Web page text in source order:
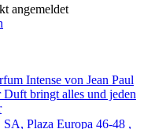
angemeldet
Intense von Jean Paul
Duft bringt alles und jeden
Plaza Europa 46-48 ,